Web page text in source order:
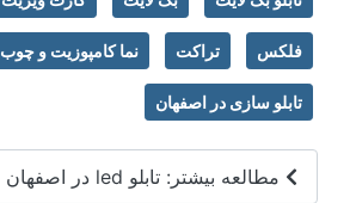
فلکس تراکت نما کامپوزیت و چوب
تابلو سازی در اصفهان
مطالعه بیشتر: تابلو led در اصفهان